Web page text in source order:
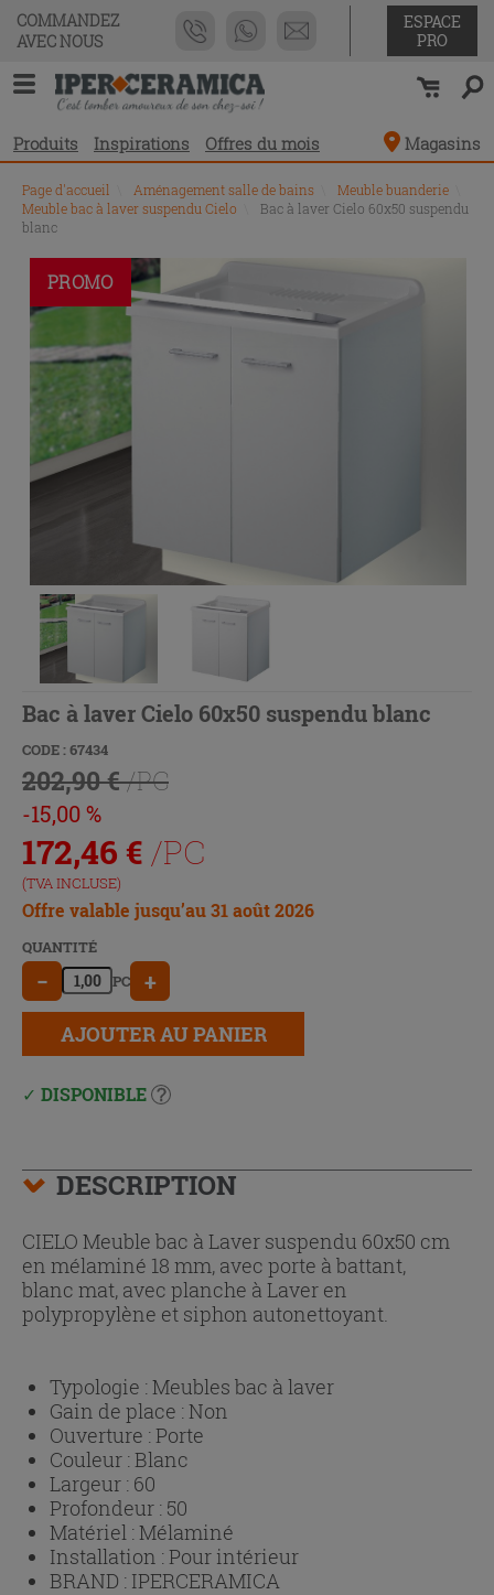
COMMANDEZ
AVEC NOUS
ESPACE
PRO
Produits Inspirations Offres du mois Magasins
Page d'accueil Aménagement salle de bains Meuble buanderie
Meuble bac à laver suspendu Cielo
Bac à laver Cielo 60x50 suspendu
blanc
PROMO
Bac à laver Cielo 60x50 suspendu blanc
CODE : 67434
202,90 €/PC
-15,00 %
172,46 € /PC
(TVA INCLUSE)
Offre valable jusqu’au 31 août 2026
QUANTITÉ
− PC +
AJOUTER AU PANIER
DISPONIBLE
DESCRIPTION
CIELO Meuble bac à Laver suspendu 60x50 cm
en mélaminé 18 mm, avec porte à battant,
blanc mat, avec planche à Laver en
polypropylène et siphon autonettoyant.
Typologie :Meubles bac à laver
Gain de place :Non
Ouverture :Porte
Couleur :Blanc
Largeur : 60
Profondeur : 50
Matériel :Mélaminé
Installation :Pour intérieur
BRAND : IPERCERAMICA